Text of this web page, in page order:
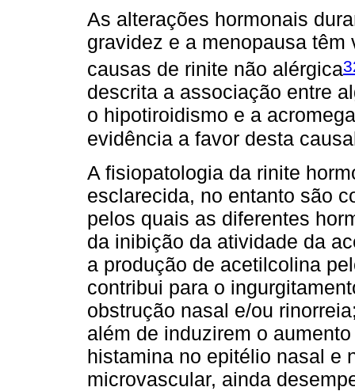
As alterações hormonais
gravidez e a menopausa
causas de rinite não alérgica
descrita a associação entre
o hipotiroidismo e a
evidência a favor desta
A fisiopatologia da rinite
esclarecida, no entanto são
pelos quais as diferentes
da inibição da atividade da
a produção de acetilcolina
contribui para o
obstrução nasal e/ou
além de induzirem o
histamina no epitélio nasal e
microvascular, ainda